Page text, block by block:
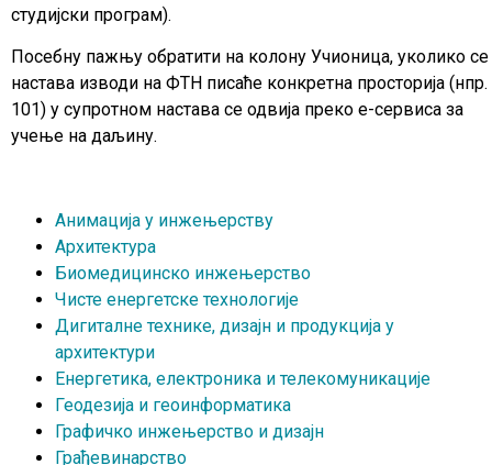
студијски програм).
Посебну пажњу обратити на колону Учионица, уколико се
настава изводи на ФТН писаће конкретна просторија (нпр.
101) у супротном настава се одвија преко е-сервиса за
учење на даљину.
Анимација у инжењерству
Архитектура
Биомедицинско инжењерство
Чисте енергетске технологије
Дигиталне технике, дизајн и продукција у
архитектури
Енергетика, електроника и телекомуникације
Геодезија и геоинформатика
Графичко инжењерство и дизајн
Грађевинарство